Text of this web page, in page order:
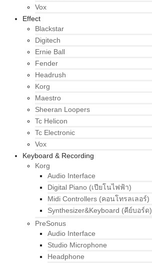
Vox
Effect
Blackstar
Digitech
Ernie Ball
Fender
Headrush
Korg
Maestro
Sheeran Loopers
Tc Helicon
Tc Electronic
Vox
Keyboard & Recording
Korg
Audio Interface
Digital Piano (เปียโนไฟฟ้า)
Midi Controllers (คอนโทรลเลอร์)
Synthesizer&Keyboard (คีย์บอร์ด)
PreSonus
Audio Interface
Studio Microphone
Headphone